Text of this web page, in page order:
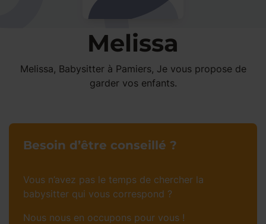
Melissa
Melissa, Babysitter à Pamiers, Je vous propose de
garder vos enfants.
Besoin d’être conseillé ?
Vous n’avez pas le temps de chercher la
babysitter qui vous correspond ?
Nous nous en occupons pour vous !